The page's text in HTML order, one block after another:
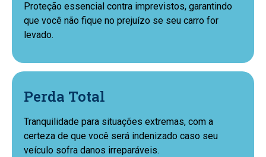
Proteção essencial contra imprevistos, garantindo
que você não fique no prejuízo se seu carro for
levado.
Perda Total
Tranquilidade para situações extremas, com a
certeza de que você será indenizado caso seu
veículo sofra danos irreparáveis.